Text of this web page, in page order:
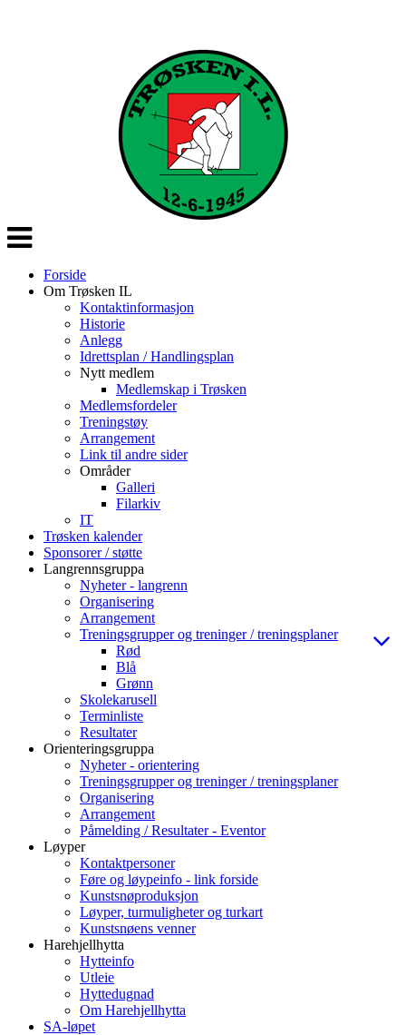
Veksle
navigasjon
Forside
Om Trøsken IL
Kontaktinformasjon
Historie
Anlegg
Idrettsplan / Handlingsplan
Nytt medlem
Medlemskap i Trøsken
Medlemsfordeler
Treningstøy
Arrangement
Link til andre sider
Områder
Galleri
Filarkiv
IT
Trøsken kalender
Sponsorer / støtte
Langrennsgruppa
Nyheter - langrenn
Organisering
Arrangement
Treningsgrupper og treninger / treningsplaner
Rød
Blå
Grønn
Skolekarusell
Terminliste
Resultater
Orienteringsgruppa
Nyheter - orientering
Treningsgrupper og treninger / treningsplaner
Organisering
Arrangement
Påmelding / Resultater - Eventor
Løyper
Kontaktpersoner
Føre og løypeinfo - link forside
Kunstsnøproduksjon
Løyper, turmuligheter og turkart
Kunstsnøens venner
Harehjellhytta
Hytteinfo
Utleie
Hyttedugnad
Om Harehjellhytta
SA-løpet